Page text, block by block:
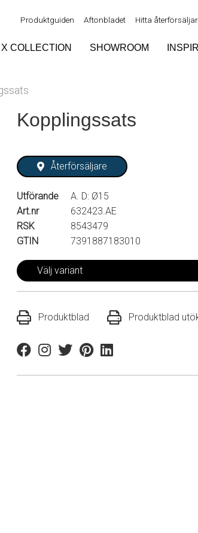
Produktguiden Aftonbladet Hitta
X COLLECTION SHOWROOM
Kopplingssats
Återförsäljare
Utförande
A. D: Ø15
Art.nr
632423.AE
RSK
8543479
GTIN
7391887183010
Välj variant
Produktblad Produktblad
FacebookInstagram
TwitterPinterestLinkedin